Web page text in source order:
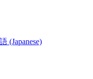
(Japanese)